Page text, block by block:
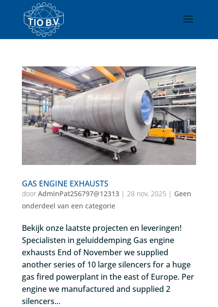
GAS ENGINE EXHAUSTS
door AdminPat256797@12313| 28 nov, 2025 | Geen
onderdeel van een categorie
Bekijk onze laatste projecten en leveringen!
Specialisten in geluiddemping Gas engine
exhausts End of November we supplied
another series of 10 large silencers for a huge
gas fired powerplant in the east of Europe. Per
engine we manufactured and supplied 2
silencers...